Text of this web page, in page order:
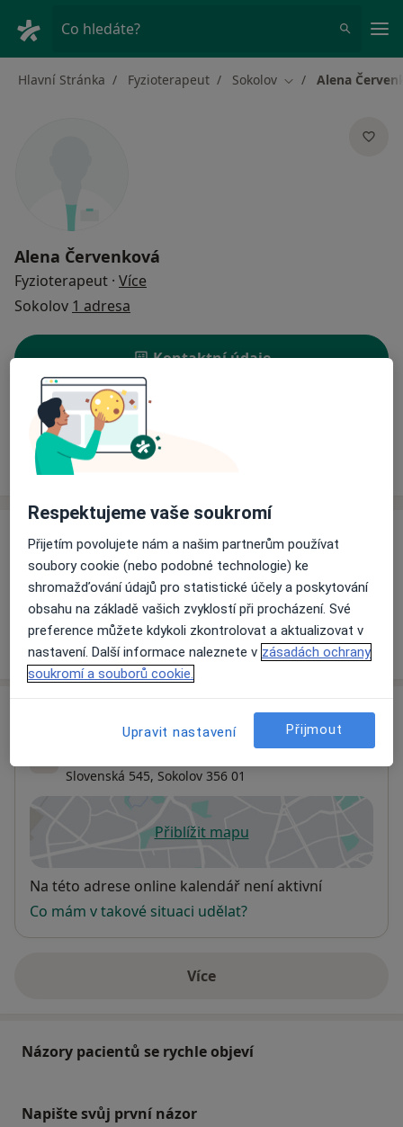
Co hledáte?
Hlavní Stránka Fyzioterapeut Sokolov Změna města
Alena
Alena Červenková
Fyzioterapeut · Více
Sokolov 1 adresa
Kontaktní údaje
Rezervovat termín
Ceník
Ceník
Informace o službách a cenách nejsou k dispozici
Tento specialista ještě nepřidával žádné informace o
svých službách.
Slovenská 545, Sokolov 356 01
Přiblížit mapuse otevře v nové záložce
Dostupnost
Na této adrese online kalendář není aktivní
Co mám v takové situaci udělat?
Víceo adrese
Názory pacientů se rychle objeví
Napište svůj první názor
Respektujeme vaše soukromí
Přijetím povolujete nám a našim partnerům používat
soubory cookie (nebo podobné technologie) ke
shromažďování údajů pro statistické účely a poskytování
obsahu na základě vašich zvyklostí při procházení. Své
preference můžete kdykoli zkontrolovat a aktualizovat v
nastavení. Další informace naleznete v zásadách ochrany
soukromí a souborů cookie.
Upravit nastavení Přijmout